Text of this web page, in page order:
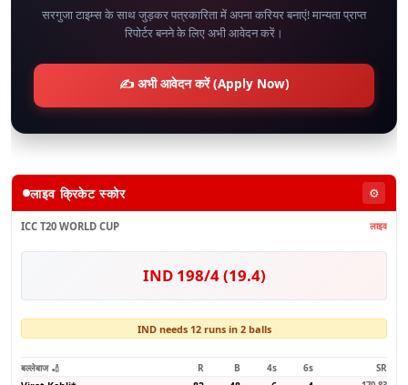
सरगुजा टाइम्स के साथ जुड़कर पत्रकारिता में अपना करियर बनाएं! मान्यता प्राप्त
रिपोर्टर बनने के लिए अभी आवेदन करें।
✍️ अभी आवेदन करें (Apply Now)
लाइव क्रिकेट स्कोर ⚙️
ICC T20 WORLD CUP लाइव
IND 198/4 (19.4)
IND needs 12 runs in 2 balls
बल्लेबाज 🏏 R B 4s 6s
SR